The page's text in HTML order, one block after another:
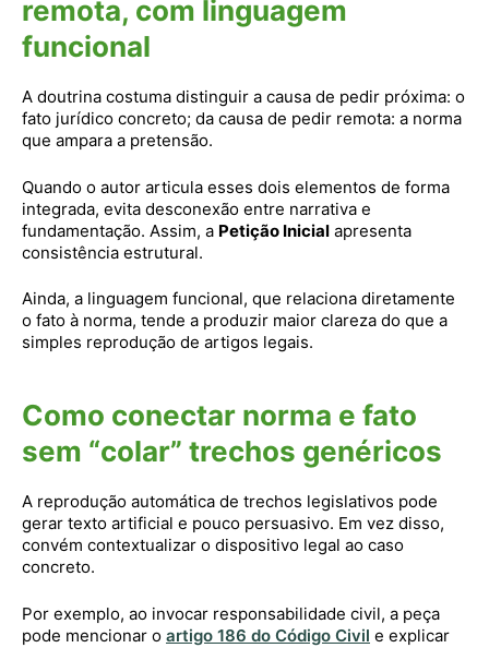
remota, com linguagem
funcional
A doutrina costuma distinguir a causa de pedir próxima: o
fato jurídico concreto; da causa de pedir remota: a norma
que ampara a pretensão.
Quando o autor articula esses dois elementos de forma
integrada, evita desconexão entre narrativa e
fundamentação. Assim, a Petição Inicial apresenta
consistência estrutural.
Ainda, a linguagem funcional, que relaciona diretamente
o fato à norma, tende a produzir maior clareza do que a
simples reprodução de artigos legais.
Como conectar norma e fato
sem “colar” trechos genéricos
A reprodução automática de trechos legislativos pode
gerar texto artificial e pouco persuasivo. Em vez disso,
convém contextualizar o dispositivo legal ao caso
concreto.
Por exemplo, ao invocar responsabilidade civil, a peça
pode mencionar o artigo 186 do Código Civil e explicar